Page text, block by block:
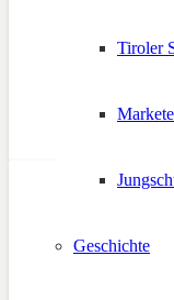
Tiroler
Geschichte